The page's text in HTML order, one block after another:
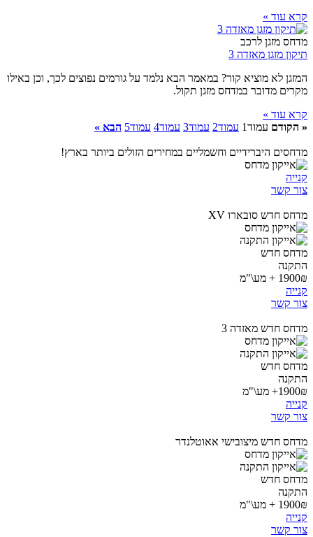
קרא עוד »
מדחס מזגן לרכב
תיקון מזגן מאזדה 3
המזגן לא מוציא קור? במאמר הבא נלמד על גורמים נפוצים לכך, וכן באילו
מקרים מדובר במדחס מזגן תקול.
קרא עוד »
« הקודם עמוד1 עמוד2 עמוד3 עמוד4 עמוד5 הבא »
מדחסים היברידיים וחשמליים במחירים הזולים ביותר בארץ!
קנייה
צור קשר
מדחס חדש סובארו XV
מדחס חדש
התקנה
1900₪ + מע\"מ
קנייה
צור קשר
מדחס חדש מאזדה 3
מדחס חדש
התקנה
1900₪+ מע\"מ
קנייה
צור קשר
מדחס חדש מיצובישי אאוטלנדר
מדחס חדש
התקנה
1900₪ + מע\"מ
קנייה
צור קשר